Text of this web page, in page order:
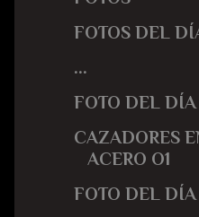
FOTOS DEL
...
FOTO DEL DÍA
CAZADORES
ACERO O1
FOTO DEL DÍA